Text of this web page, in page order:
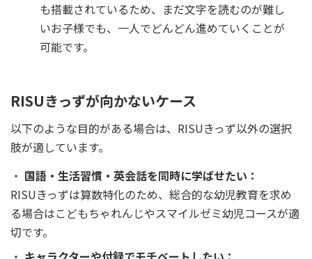
も搭載されているため、まだ文字を読むのが難し
いお子様でも、一人でどんどん進めていくことが
可能です。
RISUきっずが向かないケース
以下のような目的がある場合は、RISUきっず以外の選択
肢が適しています。
国語・生活習慣・英会話を同時に学ばせたい：
RISUきっずは算数特化のため、総合的な幼児教育を求め
る場合はこどもちゃれんじやスマイルゼミ幼児コースが適
切です。